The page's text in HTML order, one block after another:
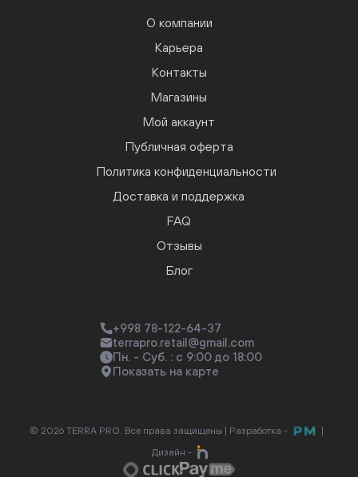
О компании
Карьера
Контакты
Магазины
Мой аккаунт
Публичная оферта
Политика конфиденциальности
Доставка и поддержка
FAQ
Отзывы
Блог
+998 78-122-64-37
terrapro.retail@gmail.com
Пн. - Суб. : с 9:00 до 18:00
Показать на карте
© 2026 TERRA PRO. Все права защищены | Разработка -
Дизайн -